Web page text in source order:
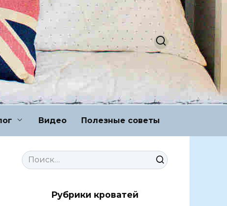
Видео Полезные советы
Search
for:
Рубрики кроватей